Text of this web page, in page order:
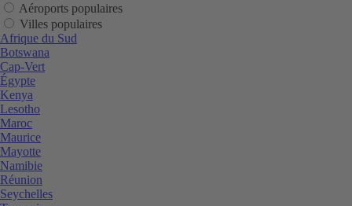
Aéroports populaires
Villes populaires
Afrique du Sud
Botswana
Cap-Vert
Égypte
Kenya
Lesotho
Maroc
Maurice
Mayotte
Namibie
Réunion
Seychelles